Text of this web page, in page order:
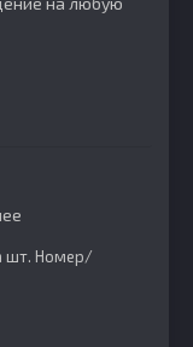
шт. Номер/